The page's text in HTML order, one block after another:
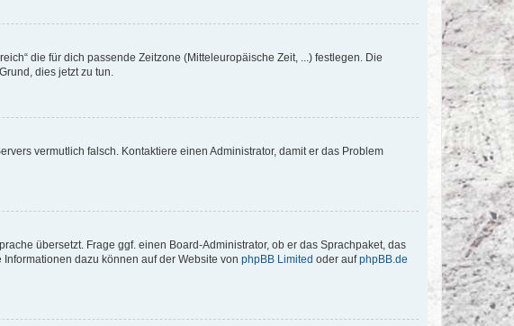
die für dich passende Zeitzone (Mitteleuropäische Zeit, ...) festlegen. Die
dies jetzt zu tun.
vermutlich falsch. Kontaktiere einen Administrator, damit er das Problem
übersetzt. Frage ggf. einen Board-Administrator, ob er das Sprachpaket, das
dazu können auf der Website von phpBB Limited oder aufphpBB.de